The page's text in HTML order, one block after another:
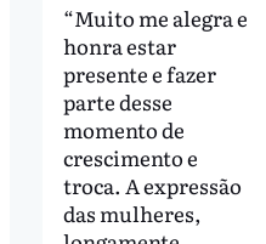
“Muito me alegra e
honra estar
presente e fazer
parte desse
momento de
crescimento e
troca. A expressão
das mulheres,